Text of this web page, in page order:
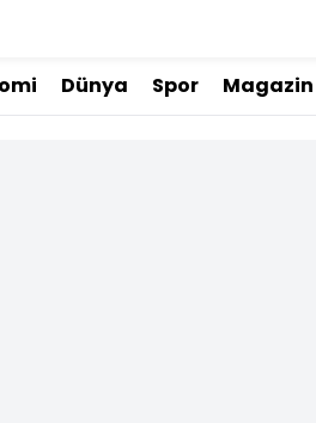
Dünya Spor Magazin